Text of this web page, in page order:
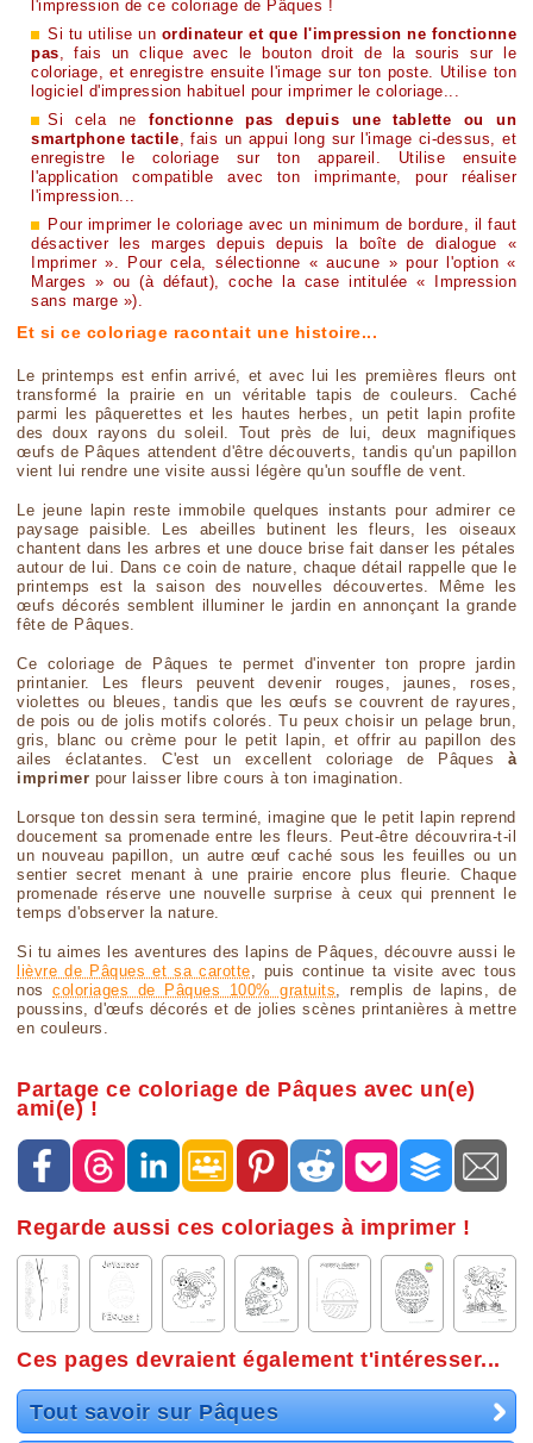
l'impression de ce coloriage de Pâques !
Si tu utilise un ordinateur et que l'impression ne fonctionne
pas, fais un clique avec le bouton droit de la souris sur le
coloriage, et enregistre ensuite l'image sur ton poste. Utilise ton
logiciel d'impression habituel pour imprimer le coloriage...
Si cela ne fonctionne pas depuis une tablette ou un
smartphone tactile, fais un appui long sur l'image ci-dessus, et
enregistre le coloriage sur ton appareil. Utilise ensuite
l'application compatible avec ton imprimante, pour réaliser
l'impression...
Pour imprimer le coloriage avec un minimum de bordure, il faut
désactiver les marges depuis depuis la boîte de dialogue «
Imprimer ». Pour cela, sélectionne « aucune » pour l'option «
Marges » ou (à défaut), coche la case intitulée « Impression
sans marge »).
Et si ce coloriage racontait une histoire...
Le printemps est enfin arrivé, et avec lui les premières fleurs ont
transformé la prairie en un véritable tapis de couleurs. Caché
parmi les pâquerettes et les hautes herbes, un petit lapin profite
des doux rayons du soleil. Tout près de lui, deux magnifiques
œufs de Pâques attendent d'être découverts, tandis qu'un papillon
vient lui rendre une visite aussi légère qu'un souffle de vent.
Le jeune lapin reste immobile quelques instants pour admirer ce
paysage paisible. Les abeilles butinent les fleurs, les oiseaux
chantent dans les arbres et une douce brise fait danser les pétales
autour de lui. Dans ce coin de nature, chaque détail rappelle que le
printemps est la saison des nouvelles découvertes. Même les
œufs décorés semblent illuminer le jardin en annonçant la grande
fête de Pâques.
Ce coloriage de Pâques te permet d'inventer ton propre jardin
printanier. Les fleurs peuvent devenir rouges, jaunes, roses,
violettes ou bleues, tandis que les œufs se couvrent de rayures,
de pois ou de jolis motifs colorés. Tu peux choisir un pelage brun,
gris, blanc ou crème pour le petit lapin, et offrir au papillon des
ailes éclatantes. C'est un excellent coloriage de Pâques à
imprimer pour laisser libre cours à ton imagination.
Lorsque ton dessin sera terminé, imagine que le petit lapin reprend
doucement sa promenade entre les fleurs. Peut-être découvrira-t-il
un nouveau papillon, un autre œuf caché sous les feuilles ou un
sentier secret menant à une prairie encore plus fleurie. Chaque
promenade réserve une nouvelle surprise à ceux qui prennent le
temps d'observer la nature.
Si tu aimes les aventures des lapins de Pâques, découvre aussi le
lièvre de Pâques et sa carotte, puis continue ta visite avec tous
noscoloriages de Pâques 100% gratuits, remplis de lapins, de
poussins, d'œufs décorés et de jolies scènes printanières à mettre
en couleurs.
Partage ce coloriage de Pâques avec un(e)
ami(e) !
Regarde aussi ces coloriages à imprimer !
Ces pages devraient également t'intéresser...
Tout savoir sur Pâques